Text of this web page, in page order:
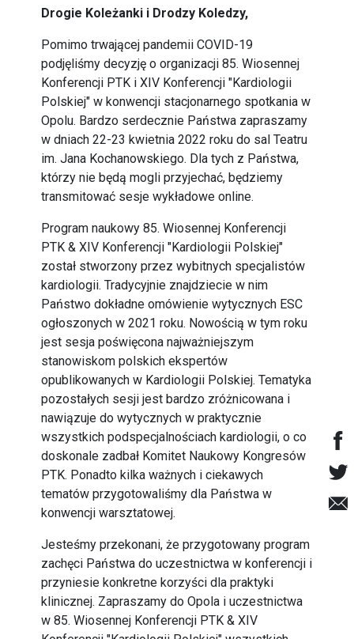
Drogie Koleżanki i Drodzy Koledzy,
Pomimo trwającej pandemii COVID-19
podjęliśmy decyzję o organizacji 85. Wiosennej
Konferencji PTK i XIV Konferencji "Kardiologii
Polskiej" w konwencji stacjonarnego spotkania w
Opolu. Bardzo serdecznie Państwa zapraszamy
w dniach 22-23 kwietnia 2022 roku do sal Teatru
im. Jana Kochanowskiego. Dla tych z Państwa,
którzy nie będą mogli przyjechać, będziemy
transmitować sesje wykładowe online.
Program naukowy 85. Wiosennej Konferencji
PTK & XIV Konferencji "Kardiologii Polskiej"
został stworzony przez wybitnych specjalistów
kardiologii. Tradycyjnie znajdziecie w nim
Państwo dokładne omówienie wytycznych ESC
ogłoszonych w 2021 roku. Nowością w tym roku
jest sesja poświęcona najważniejszym
stanowiskom polskich ekspertów
opublikowanych w Kardiologii Polskiej. Tematyka
pozostałych sesji jest bardzo zróżnicowana i
nawiązuje do wytycznych w praktycznie
wszystkich podspecjalnościach kardiologii, o co
doskonale zadbał Komitet Naukowy Kongresów
PTK. Ponadto kilka ważnych i ciekawych
tematów przygotowaliśmy dla Państwa w
konwencji warsztatowej.
Jesteśmy przekonani, że przygotowany program
zachęci Państwa do uczestnictwa w konferencji i
przyniesie konkretne korzyści dla praktyki
klinicznej. Zapraszamy do Opola i uczestnictwa
w 85. Wiosennej Konferencji PTK & XIV